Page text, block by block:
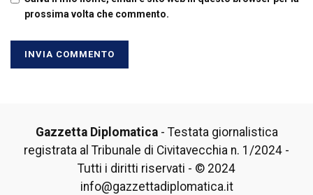
prossima volta che commento.
Gazzetta Diplomatica- Testata giornalistica
registrata al Tribunale di Civitavecchia n. 1/2024 -
Tutti i diritti riservati - © 2024
info@gazzettadiplomatica.it